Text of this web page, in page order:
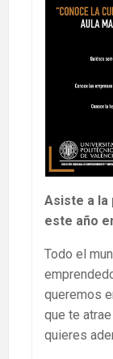
Asiste a la
este año
Todo el
queremos
que te
quieres